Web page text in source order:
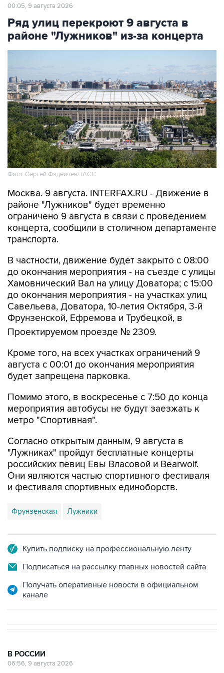
00:05, 9 августа 2026
Ряд улиц перекроют 9 августа в
районе "Лужников" из-за концерта
Фото: Сергей Фадеичев/ТАСС
Москва. 9 августа. INTERFAX.RU - Движение в
районе "Лужников" будет временно
ограничено 9 августа в связи с проведением
концерта, сообщили в столичном департаменте
транспорта.
В частности, движение будет закрыто с 08:00
до окончания мероприятия - на съезде с улицы
Хамовнический Вал на улицу Доватора; с 15:00
до окончания мероприятия - на участках улиц
Савельева, Доватора, 10-летия Октября, 3-й
Фрунзенской, Ефремова и Трубецкой, в
Проектируемом проезде № 2309.
Кроме того, на всех участках ограничений 9
августа с 00:01 до окончания мероприятия
будет запрещена парковка.
Помимо этого, в воскресенье с 7:50 до конца
мероприятия автобусы не будут заезжать к
метро "Спортивная".
Согласно открытым данным, 9 августа в
"Лужниках" пройдут бесплатные концерты
российских певиц Евы Власовой и Bearwolf.
Они являются частью спортивного фестиваля
и фестиваля спортивных единоборств.
Фрунзенская Лужники
Купить подписку на профессиональную ленту
Подписаться на рассылку главных новостей сайта
Получать оперативные новости в официальном
канале
В РОССИИ
06:56, 9 августа 2026